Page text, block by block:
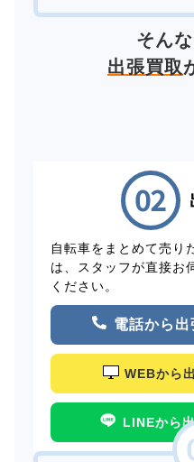
そん
出張買取
自転車をまとめて売り
は、スタッフが直接お
ください。
電話から
WEBから
LINEから